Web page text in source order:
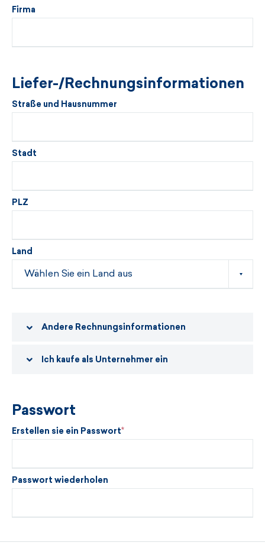
Firma
Liefer-/Rechnungsinformationen
Straße und Hausnummer
Stadt
PLZ
Land
Andere Rechnungsinformationen
Ich kaufe als Unternehmer ein
Passwort
Erstellen sie ein Passwort
Passwort wiederholen